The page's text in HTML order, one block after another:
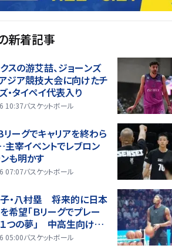
新着記事
スの游艾喆、ジョーンズ
ジア競技大会に向けたチ
・タイペイ代表入り
10:37バスケットボール
リーグでキャリアを終わら
主宰イベントでレブロン
も明かす
07:07バスケットボール
・八村塁 将来的に日本
希望「Ｂリーグでプレー
つの夢」 中高生向け技
ンプ開催
05:00バスケットボール